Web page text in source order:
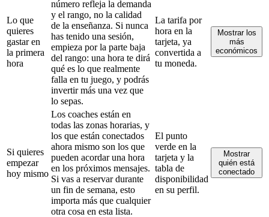
Lo que
quieres
gastar en
la primera
hora
número refleja la demanda
y el rango, no la calidad
de la enseñanza. Si nunca
has tenido una sesión,
empieza por la parte baja
del rango: una hora te dirá
qué es lo que realmente
falla en tu juego, y podrás
invertir más una vez que
lo sepas.
La tarifa por
hora en la
tarjeta, ya
convertida a
tu moneda.
Mostrar los
más
económicos
Si quieres
empezar
hoy mismo
Los coaches están en
todas las zonas horarias, y
los que están conectados
ahora mismo son los que
pueden acordar una hora
en los próximos mensajes.
Si vas a reservar durante
un fin de semana, esto
importa más que cualquier
otra cosa en esta lista.
El punto
verde en la
tarjeta y la
tabla de
disponibilidad
en su perfil.
Mostrar
quién está
conectado